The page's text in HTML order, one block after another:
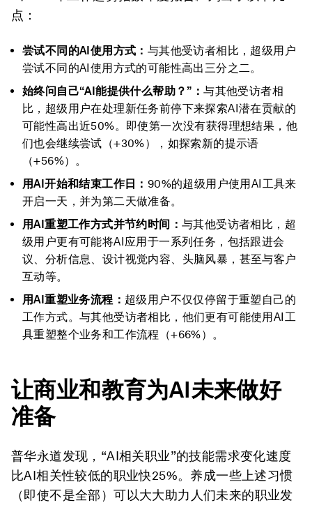
点：
尝试不同的AI使用方式： 与其他受访者相比，超级用户
尝试不同的AI使用方式的可能性高出三分之二。
始终问自己“AI能提供什么帮助？”：与其他受访者相
比，超级用户在处理新任务前停下来探索AI潜在贡献的
可能性高出近50%。即使第一次没有获得理想结果，他
们也会继续尝试（+30%），如探索新的提示语
（+56%）。
用AI开始和结束工作日： 90%的超级用户使用AI工具来
开启一天，并为第二天做准备。
用AI重塑工作方式并节约时间：与其他受访者相比，超
级用户更有可能将AI应用于一系列任务，包括跟进会
议、分析信息、设计视觉内容、头脑风暴，甚至与客户
互动等。
用AI重塑业务流程： 超级用户不仅仅停留于重塑自己的
工作方式。与其他受访者相比，他们更有可能使用AI工
具重塑整个业务和工作流程（+66%）。
让商业和教育为AI未来做好
准备
普华永道发现，“AI相关职业”的技能需求变化速度
比AI相关性较低的职业快25%。养成一些上述习惯
（即使不是全部）可以大大助力人们未来的职业发